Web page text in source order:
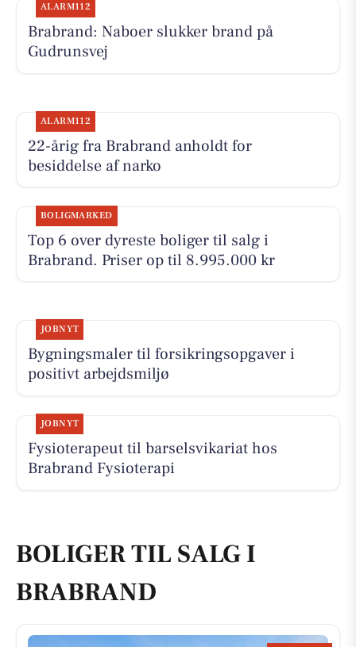
ALARM112
Brabrand: Naboer slukker brand på
Gudrunsvej
ALARM112
22-årig fra Brabrand anholdt for
besiddelse af narko
BOLIGMARKED
Top 6 over dyreste boliger til salg i
Brabrand. Priser op til 8.995.000 kr
JOBNYT
Bygningsmaler til forsikringsopgaver i
positivt arbejdsmiljø
JOBNYT
Fysioterapeut til barselsvikariat hos
Brabrand Fysioterapi
BOLIGER TIL SALG I
BRABRAND